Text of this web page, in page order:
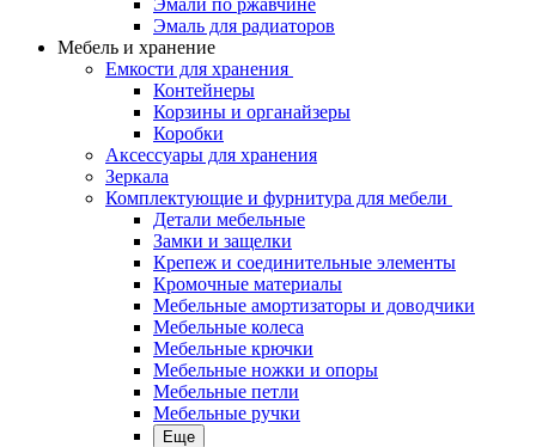
Эмаль для радиаторов
Мебель и хранение
Емкости для хранения
Контейнеры
Корзины и органайзеры
Коробки
Аксессуары для хранения
Зеркала
Комплектующие и фурнитура для мебели
Детали мебельные
Замки и защелки
Крепеж и соединительные элементы
Кромочные материалы
Мебельные амортизаторы и доводчики
Мебельные колеса
Мебельные крючки
Мебельные ножки и опоры
Мебельные петли
Мебельные ручки
Еще